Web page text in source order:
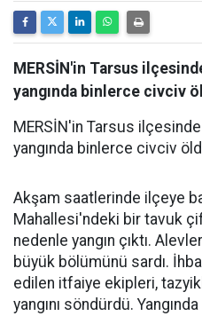
MERSİN'in Tarsus
yangında binlerce civciv
MERSİN'in Tarsus
yangında binlerce civciv
Akşam saatlerinde ilçeye
Mahallesi'ndeki bir tavuk
nedenle yangın çıktı.
büyük bölümünü sardı.
edilen itfaiye ekipleri,
yangını söndürdü.